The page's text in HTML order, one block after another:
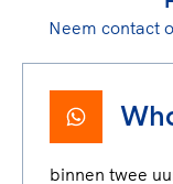
Neem contact
binnen twee